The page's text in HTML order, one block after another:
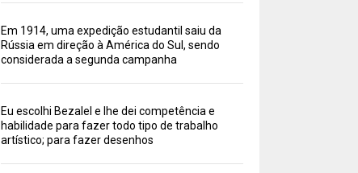
Em 1914, uma expedição estudantil saiu da
Rússia em direção à América do Sul, sendo
considerada a segunda campanha
Eu escolhi Bezalel e lhe dei competência e
habilidade para fazer todo tipo de trabalho
artístico; para fazer desenhos